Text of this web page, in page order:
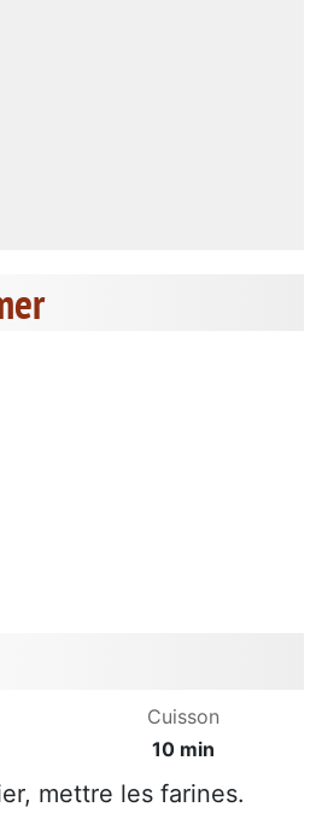
Cuisson
10 min
mettre les farines.